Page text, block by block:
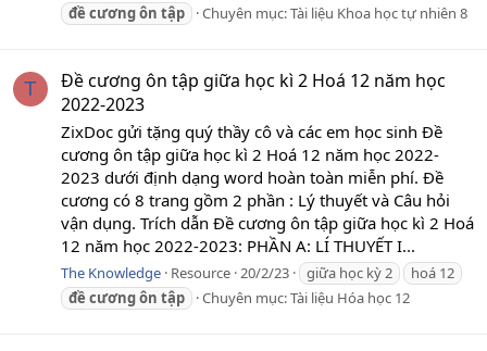
đề cươngôn tập Chuyên mục:Tài liệu Khoa học tự nhiên 8
T
Đề cương ôn tập giữa học kì 2 Hoá 12 năm học
2022-2023
ZixDoc gửi tặng quý thầy cô và các em học sinh Đề
cương ôn tập giữa học kì 2 Hoá 12 năm học 2022-
2023 dưới định dạng word hoàn toàn miễn phí. Đề
cương có 8 trang gồm 2 phần : Lý thuyết và Câu hỏi
vận dụng. Trích dẫn Đề cương ôn tập giữa học kì 2 Hoá
12 năm học 2022-2023: PHẦN A: LÍ THUYẾT I...
The Knowledge Resource 20/2/23 giữa học kỳ 2
hoá 12
đề cươngôn tập Chuyên mục:Tài liệu Hóa học 12